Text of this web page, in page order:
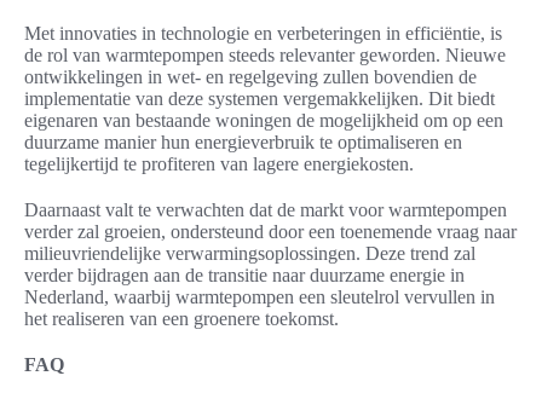
Met innovaties in technologie en verbeteringen in efficiëntie, is
de rol van warmtepompen steeds relevanter geworden. Nieuwe
ontwikkelingen in wet- en regelgeving zullen bovendien de
implementatie van deze systemen vergemakkelijken. Dit biedt
eigenaren van bestaande woningen de mogelijkheid om op een
duurzame manier hun energieverbruik te optimaliseren en
tegelijkertijd te profiteren van lagere energiekosten.
Daarnaast valt te verwachten dat de markt voor warmtepompen
verder zal groeien, ondersteund door een toenemende vraag naar
milieuvriendelijke verwarmingsoplossingen. Deze trend zal
verder bijdragen aan de transitie naar duurzame energie in
Nederland, waarbij warmtepompen een sleutelrol vervullen in
het realiseren van een groenere toekomst.
FAQ